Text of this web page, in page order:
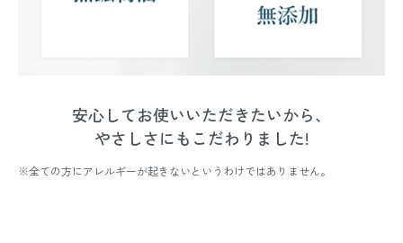
安心してお使いいただきたいから、
やさしさにもこだわりました!
※全ての方にアレルギーが起きないというわけではありません。